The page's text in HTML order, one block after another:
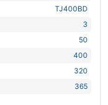
TJ400BD
3
50
400
320
365